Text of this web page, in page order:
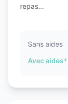
repas...
Sans aides
Avec aides*